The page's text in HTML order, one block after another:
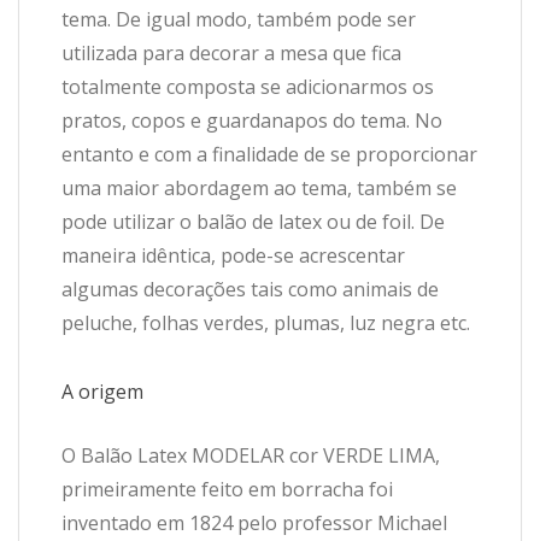
tema. De igual modo, também pode ser
utilizada para decorar a mesa que fica
totalmente composta se adicionarmos os
pratos, copos e guardanapos do tema. No
entanto e com a finalidade de se proporcionar
uma maior abordagem ao tema, também se
pode utilizar o balão de latex ou de foil. De
maneira idêntica, pode-se acrescentar
algumas decorações tais como animais de
peluche, folhas verdes, plumas, luz negra etc.
A origem
O Balão Latex MODELAR cor VERDE LIMA,
primeiramente feito em borracha foi
inventado em 1824 pelo professor Michael